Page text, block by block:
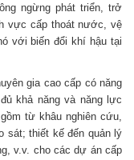
ngừng phát triển, trở
vực cấp thoát nước, vệ
với biến đổi khí hậu tại
gia cao cấp có năng
khả năng và năng lực
từ khâu nghiên cứu,
sát; thiết kế đến quản lý
v.v. cho các dự án cấp